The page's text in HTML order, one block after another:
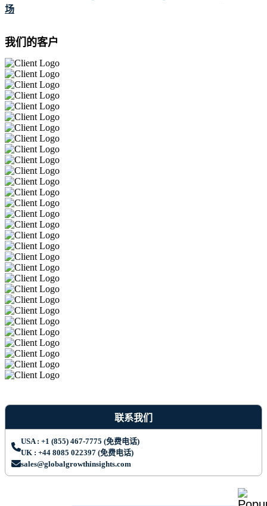
场
我们的客户
联系我们
USA : +1 (855) 467-7775 (免费电话)
UK : +44 8085 022397 (免费电话)
sales@globalgrowthinsights.com